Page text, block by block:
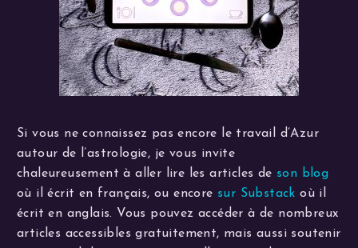
Si vous ne connaissez pas encore le travail d’Azur
autour de l’astrologie, je vous invite
chaleureusement à aller lire les articles de son blog
où il écrit en français, ou encore sur Substack où il
écrit en anglais. Vous pouvez accéder à de nombreux
articles accessibles gratuitement, mais aussi soutenir